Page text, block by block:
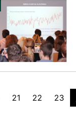
21 22 23